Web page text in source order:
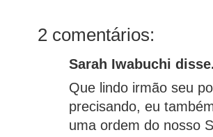
2 comentários:
Sarah Iwabuchi
Que lindo irmão seu
precisando, eu
uma ordem do nosso